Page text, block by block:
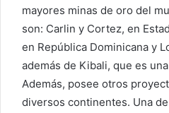
mayores minas de oro del
son: Carlin y Cortez, en
en República Dominicana y
además de Kibali, que es
Además, posee otros
diversos continentes. Una